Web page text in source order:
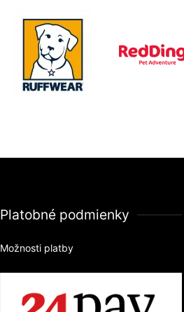
Platobné podmienky
Možnosti platby